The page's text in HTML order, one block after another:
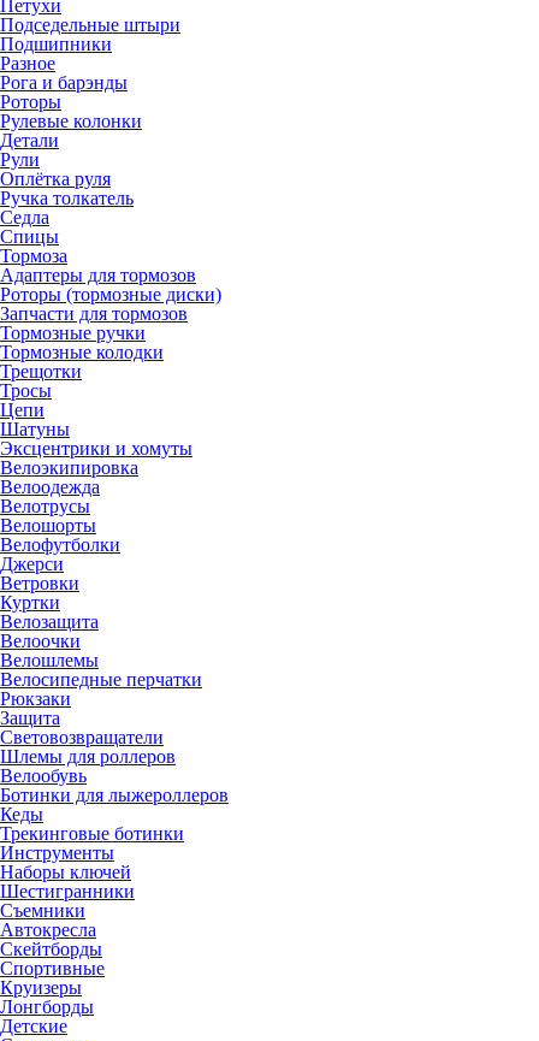
Петухи
Подседельные штыри
Подшипники
Разное
Рога и барэнды
Роторы
Рулевые колонки
Детали
Рули
Оплётка руля
Ручка толкатель
Седла
Спицы
Тормоза
Адаптеры для тормозов
Роторы (тормозные диски)
Запчасти для тормозов
Тормозные ручки
Тормозные колодки
Трещотки
Тросы
Цепи
Шатуны
Эксцентрики и хомуты
Велоэкипировка
Велоодежда
Велотрусы
Велошорты
Велофутболки
Джерси
Ветровки
Куртки
Велозащита
Велоочки
Велошлемы
Велосипедные перчатки
Рюкзаки
Защита
Световозвращатели
Шлемы для роллеров
Велообувь
Ботинки для лыжероллеров
Кеды
Трекинговые ботинки
Инструменты
Наборы ключей
Шестигранники
Съемники
Автокресла
Скейтборды
Спортивные
Круизеры
Лонгборды
Детские